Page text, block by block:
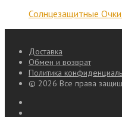
Солнцезащитные
Доставка
Обмен и возврат
Политика
© 2026 Все права